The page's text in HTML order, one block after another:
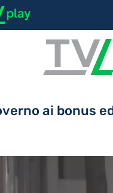
ai bonus